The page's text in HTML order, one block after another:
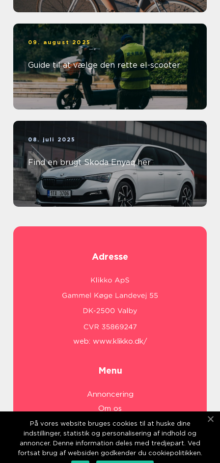
09. august 2025
Guide til at vælge den rette el-scooter
08. juli 2025
Find en brugt Skoda Enyaq her
Adresse
web: www.klikko.dk/
Menu
Annoncering
Om os
Cookies
Kontakt os
Sitemap
På vores website bruges cookies til at huske dine
indstillinger, statistik og personalisering af indhold og
annoncer. Denne information deles med tredjepart. Ved
fortsat brug af websiden godkender du cookiepolitikken.